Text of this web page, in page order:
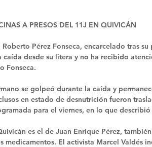
A PRESOS DEL 11J EN QUIVICÁN
Pérez Fonseca, encarcelado tras
caída desde su litera y no ha recibido
Fonseca.
se golpeó durante la caída y
en estado de desnutrición fueron
para el viernes, en lo que
es el de Juan Enrique Pérez,
medicamentos. El activista Marcel Valdés